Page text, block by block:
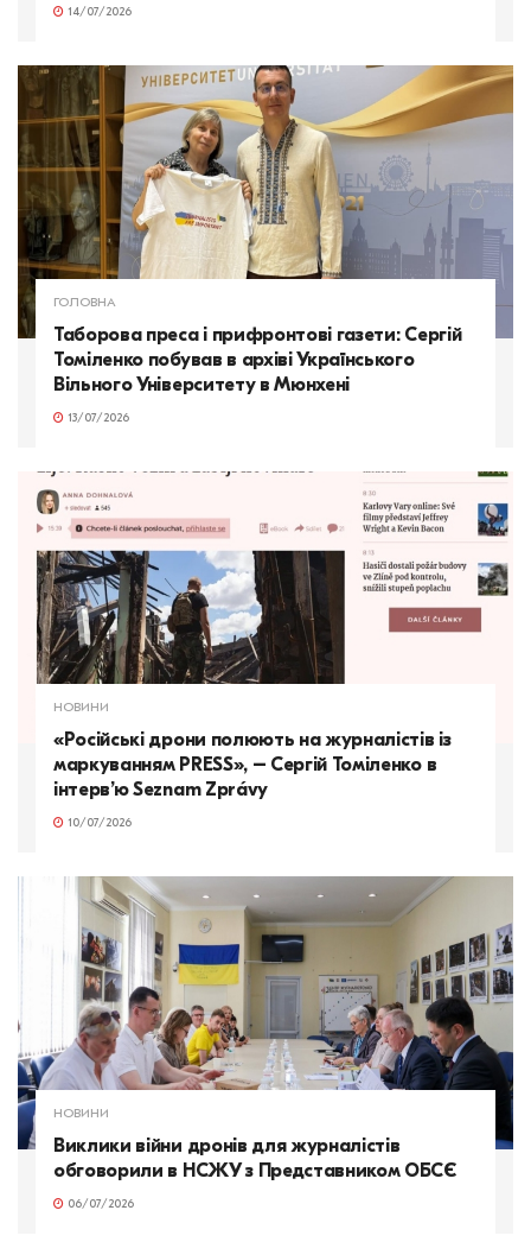
14/07/2026
ГОЛОВНА
Таборова преса і прифронтові газети: Сергій
Томіленко побував в архіві Українського
Вільного Університету в Мюнхені
13/07/2026
НОВИНИ
«Російські дрони полюють на журналістів із
маркуванням PRESS», – Сергій Томіленко в
інтерв’ю Seznam Zprávy
10/07/2026
НОВИНИ
Виклики війни дронів для журналістів
обговорили в НСЖУ з Представником ОБСЄ
06/07/2026